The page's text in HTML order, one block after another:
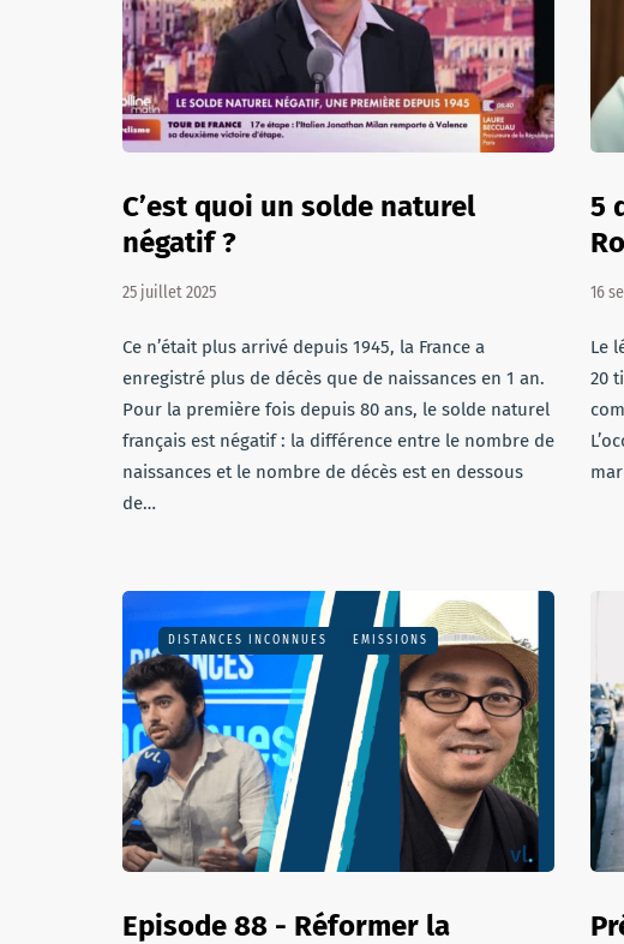
C’est quoi un solde naturel
négatif ?
25 juillet 2025
Ce n’était plus arrivé depuis 1945, la France a
enregistré plus de décès que de naissances en 1 an.
Pour la première fois depuis 80 ans, le solde naturel
français est négatif : la différence entre le nombre de
naissances et le nombre de décès est en dessous
de…
5
16
Le
20
DISTANCES INCONNUES EMISSIONS
Episode 88 - Réformer la